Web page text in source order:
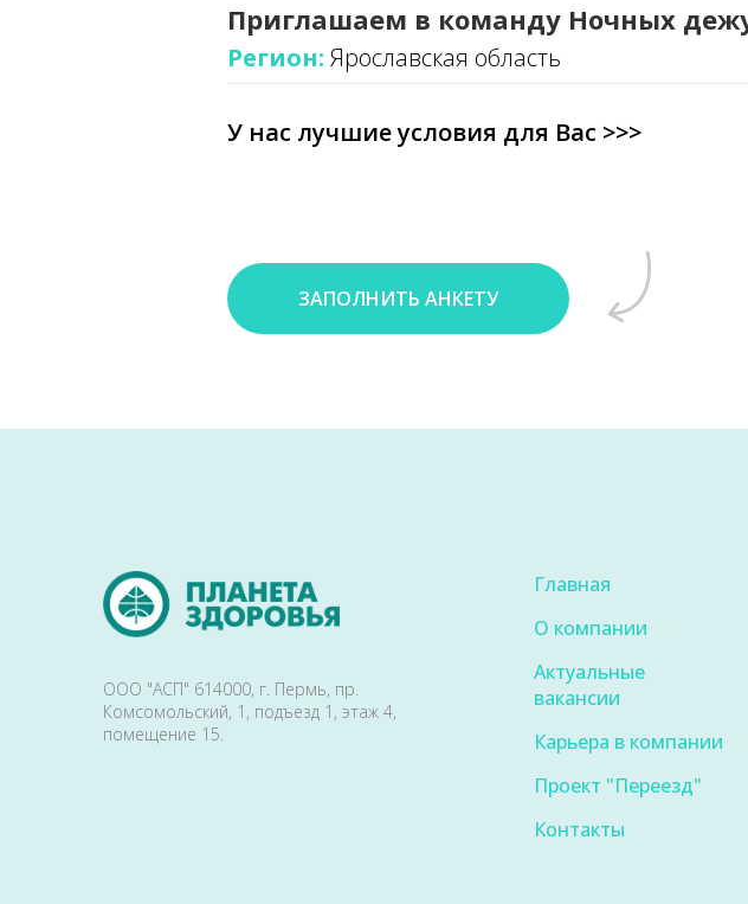
Приглашаем в команду Ночных
Регион: Ярославская область
У нас лучшие условия для Вас >>>
ЗАПОЛНИТЬ АНКЕТУ
ООО "АСП" 614000, г. Пермь, пр.
Комсомольский, 1, подъезд 1, этаж 4,
помещение 15.
Главная
О компании
Актуальные
вакансии
Карьера в компании
Проект "Переезд"
Контакты